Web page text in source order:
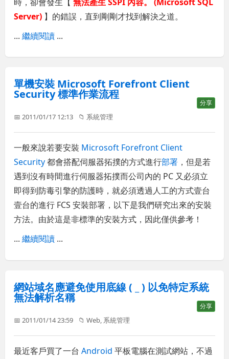
Server) 】的錯誤，直到剛剛才找到解決之道。
...繼續閱讀 ...
單機安裝 Microsoft Forefront Client
Security 標準作業流程
分享
📅 2011/01/17 12:13 📁 系統管理
一般來說若要安裝 Microsoft Forefront Client
Security都會搭配伺服器拓撲的方式進行部署 ，但是若
遇到沒有時間進行伺服器拓撲而公司內的 PC 又必須立
即得到防毒引擎的防護時，就必須透過人工的方式壹台
壹台的進行 FCS 安裝部署，以下是我們研究出來的安裝
方法。由於這是非標準的安裝方式，因此僅供參考！
...繼續閱讀 ...
網站域名應避免使用底線 ( _ ) 以免特定系統
無法解析名稱
分享
📅 2011/01/14 23:59 📁Web, 系統管理
最近客戶買了一台Android 平板電腦在測試網站，不過